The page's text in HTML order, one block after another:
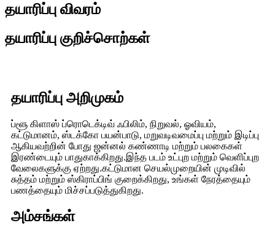
தயாரிப்பு விவரம்
தயாரிப்பு குறிச்சொற்கள்
தயாரிப்பு அறிமுகம்
ப்ளூ கிளாஸ் ப்ரொடெக்டிவ் ஃபிலிம், நிறுவல், ஓவியம்,
கட்டுமானம், ஸ்டக்கோ பயன்பாடு, மறுவடிவமைப்பு மற்றும் இடிப்பு
ஆகியவற்றின் போது ஜன்னல் கண்ணாடி மற்றும் பலகைகள்
இரண்டையும் பாதுகாக்கிறது.இந்த படம் உட்புற மற்றும் வெளிப்புற
வேலைகளுக்கு ஏற்றது.கட்டுமான செயல்முறையின் முடிவில்
சுத்தம் மற்றும் ஸ்கிராப்பிங் குறைக்கிறது, உங்கள் நேரத்தையும்
பணத்தையும் மிச்சப்படுத்துகிறது.
அம்சங்கள்